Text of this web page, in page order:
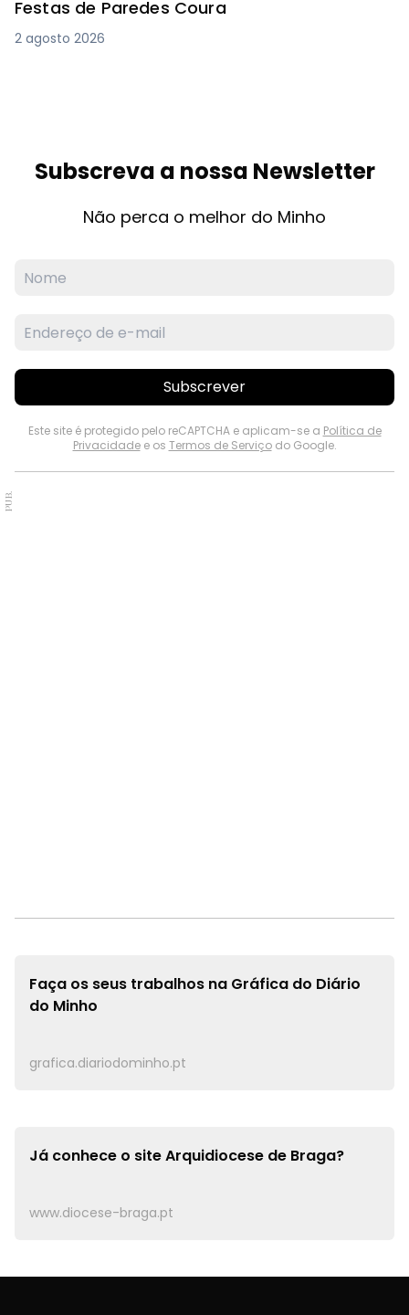
Festas de Paredes Coura
2 agosto 2026
Subscreva a nossa Newsletter
Não perca o melhor do Minho
Subscrever
Este site é protegido pelo reCAPTCHA e aplicam-se a Política de
Privacidadee os Termos de Serviçodo Google.
PUB.
Faça os seus trabalhos na Gráfica do Diário
do Minho
grafica.diariodominho.pt
Já conhece o siteArquidiocese de Braga?
www.diocese-braga.pt